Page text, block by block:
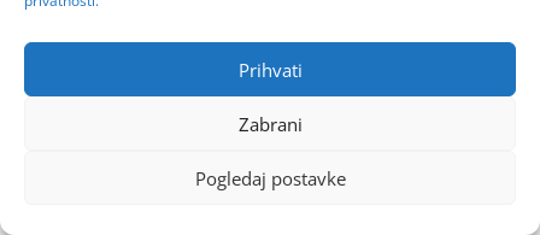
Prihvati
Zabrani
Pogledaj postavke